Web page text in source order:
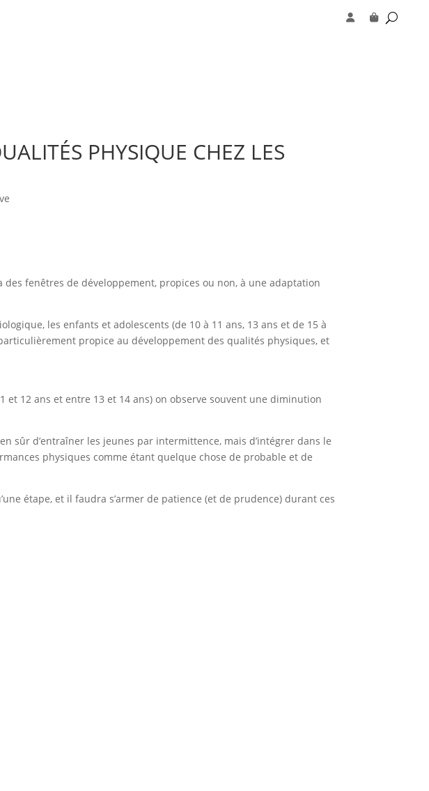
PHYSIQUE CHEZ LES
fenêtres de développement, propices ou non, à une adaptation
les enfants et adolescents (de 10 à 11 ans, 13 ans et de 15 à
propice au développement desqualités physiques, et
et 12 ans et entre 13 et 14 ans) on observe souvent une diminution
sûr d’entraîner les jeunes par intermittence, mais d’intégrer dans le
physiques comme étant quelque chose de probable et de
étape, et il faudra s’armer de patience (et de prudence) durant ces